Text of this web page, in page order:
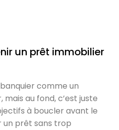
un prêt immobilier
comme un
mais au fond, c’est juste
à boucler avant le
un prêt sans trop